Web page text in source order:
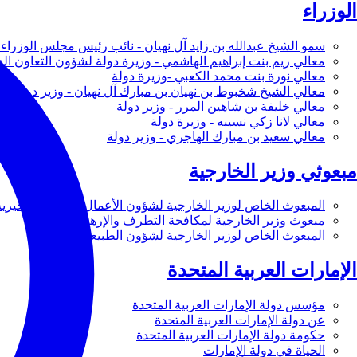
الوزراء
سمو الشيخ عبدالله بن زايد آل نهيان - نائب رئيس مجلس الوزراء
معالي ريم بنت إبراهيم الهاشمي - وزيرة دولة لشؤون التعاون
معالي نورة بنت محمد الكعبي -وزيرة دولة
معالي الشيخ شخبوط بن نهيان بن مبارك آل نهيان - وزير دولة
معالي خليفة بن شاهين المرر - وزير دولة
معالي لانا زكي نسيبه - وزيرة دولة
معالي سعيد بن مبارك الهاجري - وزير دولة
مبعوثي وزير الخارجية
المبعوث الخاص لوزير الخارجية لشؤون الأعمال والأعمال
مبعوث وزير الخارجية لمكافحة التطرف والإرهاب
المبعوث الخاص لوزير الخارجية لشؤون الطبيعة
الإمارات العربية المتحدة
مؤسس دولة الإمارات العربية المتحدة
عن دولة الإمارات العربية المتحدة
حكومة دولة الإمارات العربية المتحدة
الحياة في دولة الإمارات